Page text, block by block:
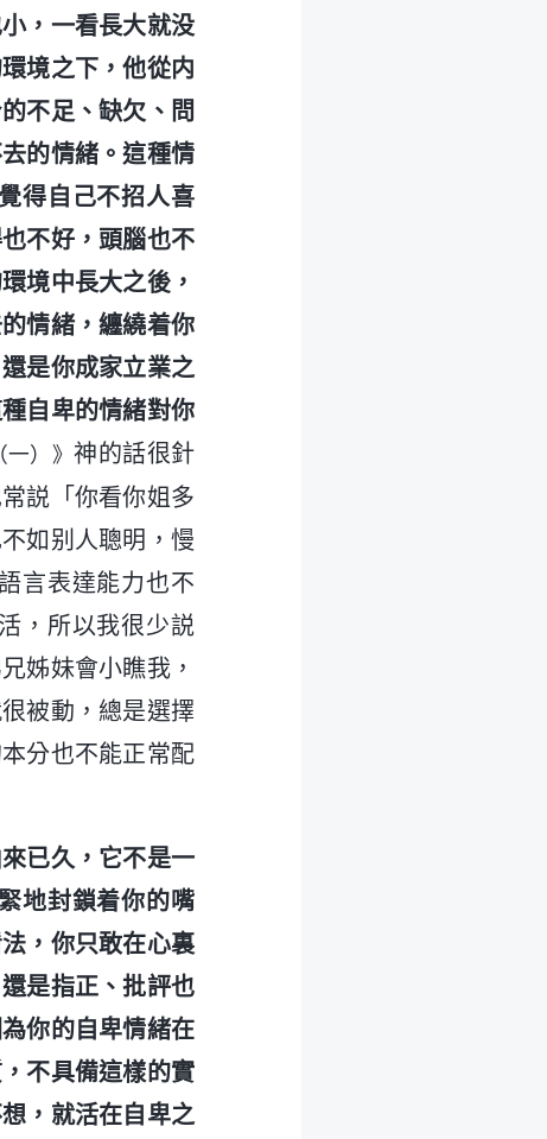
，一看長大就没
境之下，他從内
不足、缺欠、問
的情緒。這種情
得自己不招人喜
不好，頭腦也不
境中長大之後，
情緒，纏繞着你
是你成家立業之
自卑的情緒對你
）》 神的話很針
説「你看你姐多
如别人聰明，慢
言表達能力也不
，所以我很少説
姊妹會小瞧我，
被動，總是選擇
分也不能正常配
已久，它不是一
地封鎖着你的嘴
，你只敢在心裏
是指正、批評也
你的自卑情緒在
不具備這樣的實
，就活在自卑之